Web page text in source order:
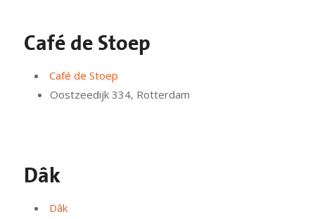
Café de Stoep
Café de Stoep
Oostzeedijk 334, Rotterdam
Dâk
Dâk